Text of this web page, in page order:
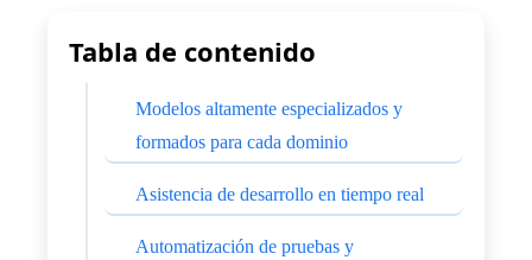
Tabla de contenido
Modelos altamente especializados y
formados para cada dominio
Asistencia de desarrollo en tiempo real
Automatización de pruebas y